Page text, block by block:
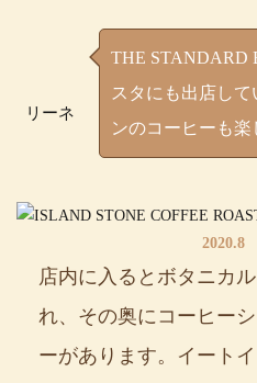
リーネ
THE STANDARD
スタにも出店し
ンのコーヒーも楽
2020.8
店内に入るとボタニカ
れ、その奥にコーヒー
ーがあります。イート